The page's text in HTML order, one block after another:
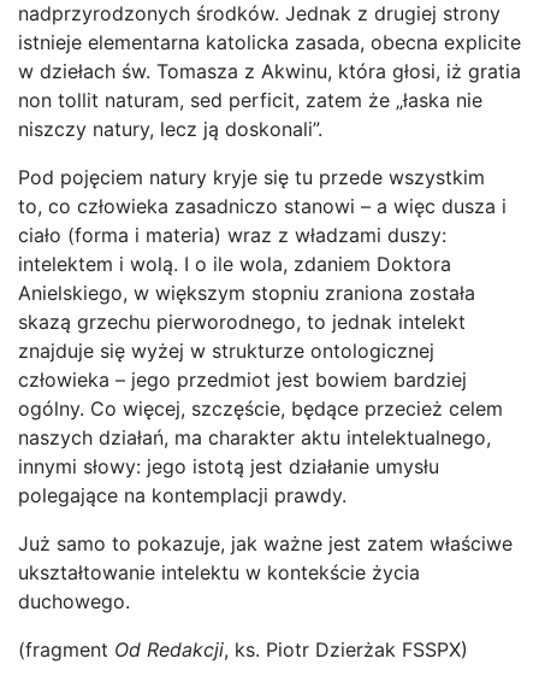
nadprzyrodzonych środków. Jednak z drugiej strony
istnieje elementarna katolicka zasada, obecna explicite
w dziełach św. Tomasza z Akwinu, która głosi, iż gratia
non tollit naturam, sed perficit, zatem że „łaska nie
niszczy natury, lecz ją doskonali”.
Pod pojęciem natury kryje się tu przede wszystkim
to, co człowieka zasadniczo stanowi – a więc dusza i
ciało (forma i materia) wraz z władzami duszy:
intelektem i wolą. I o ile wola, zdaniem Doktora
Anielskiego, w większym stopniu zraniona została
skazą grzechu pierworodnego, to jednak intelekt
znajduje się wyżej w strukturze ontologicznej
człowieka – jego przedmiot jest bowiem bardziej
ogólny. Co więcej, szczęście, będące przecież celem
naszych działań, ma charakter aktu intelektualnego,
innymi słowy: jego istotą jest działanie umysłu
polegające na kontemplacji prawdy.
Już samo to pokazuje, jak ważne jest zatem właściwe
ukształtowanie intelektu w kontekście życia
duchowego.
(fragment Od Redakcji, ks. Piotr Dzierżak FSSPX)